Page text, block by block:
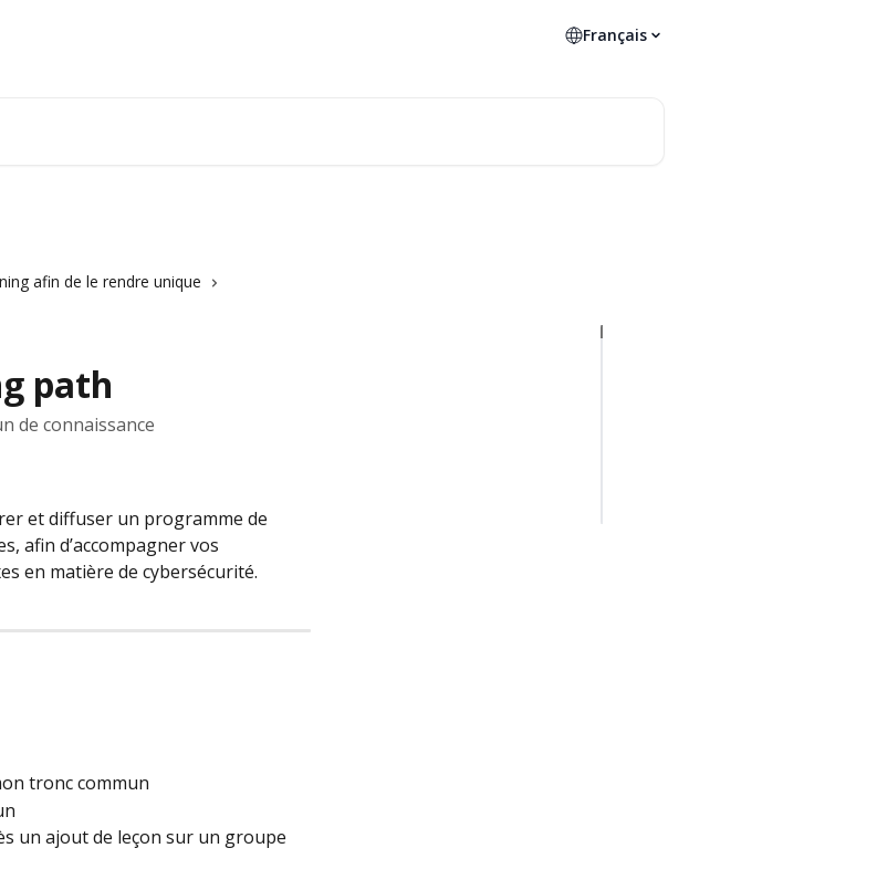
Français
afin de le rendre unique
path
de connaissance
et diffuser un programme de
afin d’accompagner vos
en matière de cybersécurité.
tronc commun
un ajout de leçon sur un groupe